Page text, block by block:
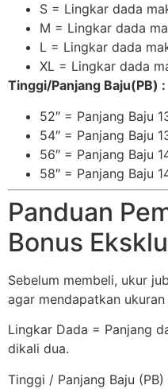
S = Lingkar dada
M = Lingkar dada
L = Lingkar dada
XL = Lingkar dada
Tinggi/Panjang Baju(PB) :
52″ = Panjang Baju
54″ = Panjang Baju
56″ = Panjang Baju
58″ = Panjang Baju
Panduan
Bonus
Sebelum membeli, ukur
agar mendapatkan
Lingkar Dada = Panjang
dikali dua.
Tinggi / Panjang Baju